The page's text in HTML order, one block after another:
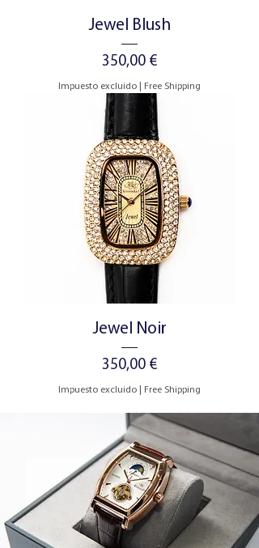
Jewel Blush
Precio
350,00 €
Impuesto excluido Free Shipping
Jewel Noir
Precio
350,00 €
Impuesto excluido Free Shipping